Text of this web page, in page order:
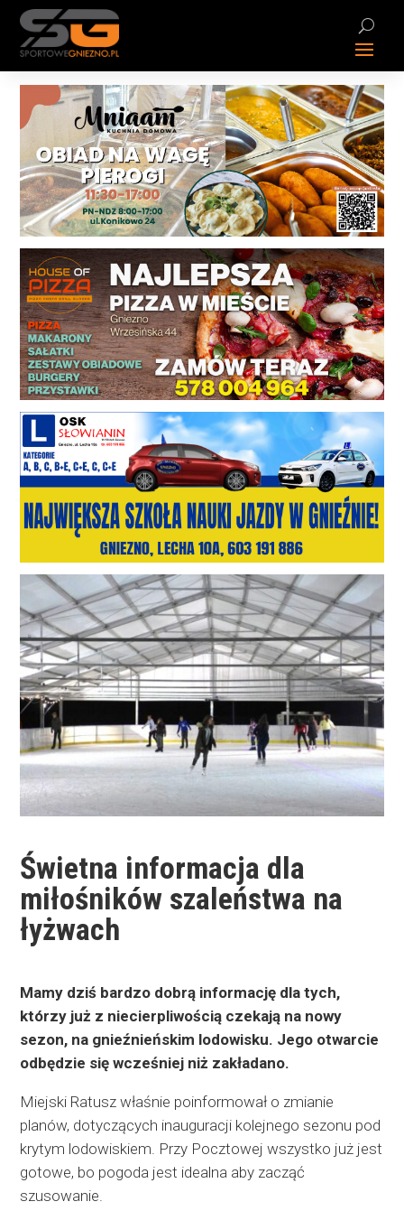
Świetna informacja dla
miłośników szaleństwa na
łyżwach
Mamy dziś bardzo dobrą informację dla tych,
którzy już z niecierpliwością czekają na nowy
sezon, na gnieźnieńskim lodowisku. Jego otwarcie
odbędzie się wcześniej niż zakładano.
Miejski Ratusz właśnie poinformował o zmianie
planów, dotyczących inauguracji kolejnego sezonu pod
krytym lodowiskiem. Przy Pocztowej wszystko już jest
gotowe, bo pogoda jest idealna aby zacząć
szusowanie.